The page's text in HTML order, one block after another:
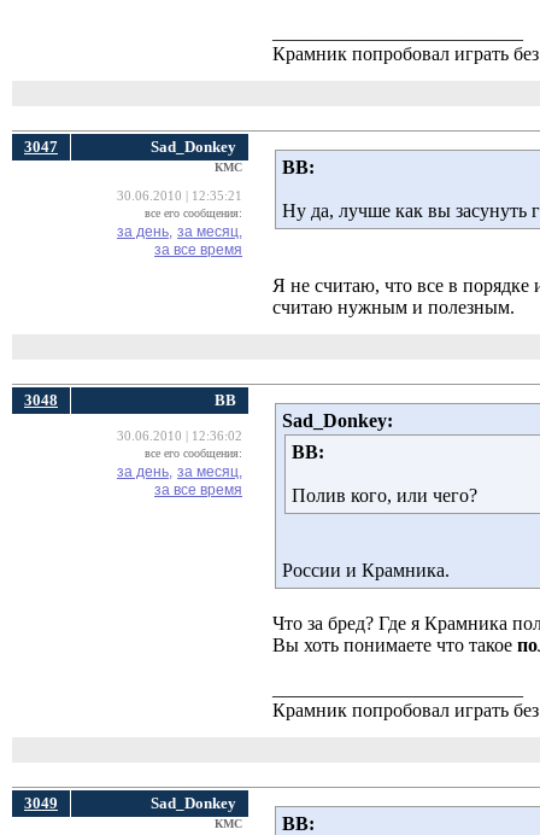
Крамник попробовал играть
3047 Sad_Donkey
КМС
30.06.2010 | 12:35:21
все его сообщения:
за день, за месяц,
за все время
ВВ:
Ну да, лучше как вы засунуть
Я не считаю, что все в порядке
считаю нужным и полезным.
3048 ВВ
30.06.2010 | 12:36:02
все его сообщения:
за день, за месяц,
за все время
Sad_Donkey:
ВВ:
Полив кого, или чего?
России и Крамника.
Что за бред? Где я Крамника
Вы хоть понимаете что такое
Крамник попробовал играть
3049 Sad_Donkey
КМС
ВВ: